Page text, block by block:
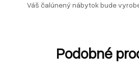
Váš čalúnený nábytok bude
Podobné